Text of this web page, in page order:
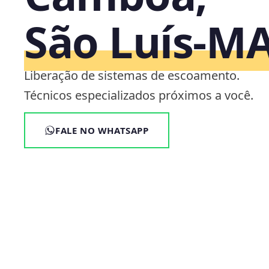
São
Liberação de sistemas de escoamento.
Técnicos especializados próximos a você.
FALE NO WHATSAPP